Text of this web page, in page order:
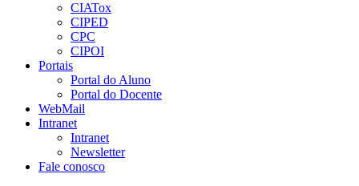
CIATox
CIPED
CPC
CIPOI
Portais
Portal do Aluno
Portal do Docente
WebMail
Intranet
Intranet
Newsletter
Fale conosco